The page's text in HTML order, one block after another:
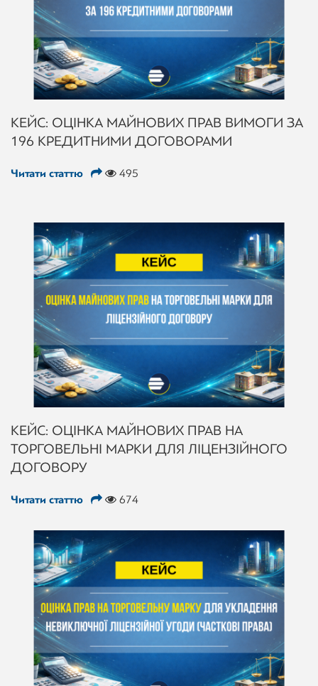
КЕЙС: ОЦІНКА МАЙНОВИХ ПРАВ ВИМОГИ ЗА
196 КРЕДИТНИМИ ДОГОВОРАМИ
Читати статтю 495
КЕЙС: ОЦІНКА МАЙНОВИХ ПРАВ НА
ТОРГОВЕЛЬНІ МАРКИ ДЛЯ ЛІЦЕНЗІЙНОГО
ДОГОВОРУ
Читати статтю 674